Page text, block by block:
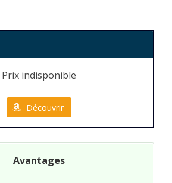
Prix indisponible
Découvrir
Avantages